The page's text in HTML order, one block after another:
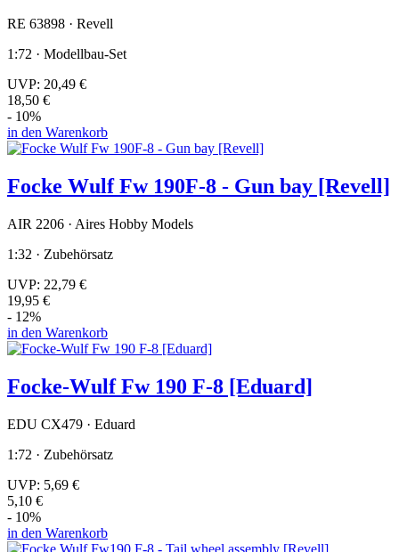
RE 63898 · Revell
1:72 · Modellbau-Set
UVP: 20,49 €
18,50 €
- 10%
in den Warenkorb
Focke Wulf Fw 190F-8 - Gun bay [Revell]
AIR 2206 · Aires Hobby Models
1:32 · Zubehörsatz
UVP: 22,79 €
19,95 €
- 12%
in den Warenkorb
Focke-Wulf Fw 190 F-8 [Eduard]
EDU CX479 · Eduard
1:72 · Zubehörsatz
UVP: 5,69 €
5,10 €
- 10%
in den Warenkorb